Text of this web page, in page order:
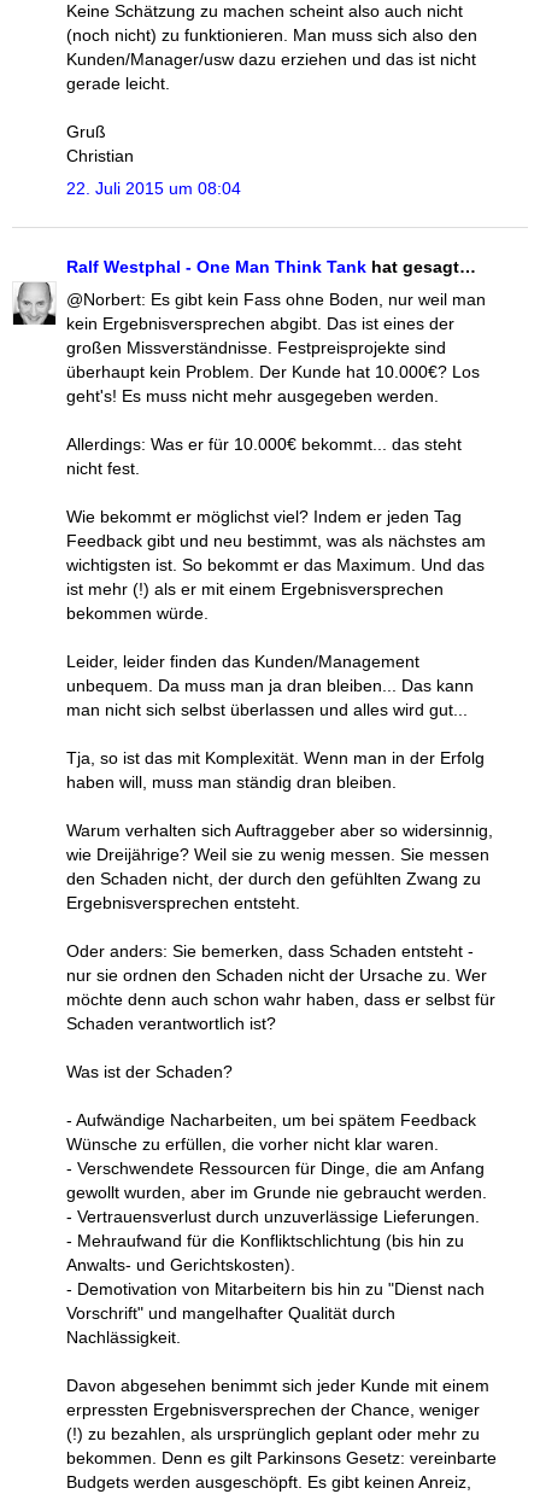
Keine Schätzung zu machen scheint also auch nicht
(noch nicht) zu funktionieren. Man muss sich also den
Kunden/Manager/usw dazu erziehen und das ist nicht
gerade leicht.
Gruß
Christian
22. Juli 2015 um 08:04
Ralf Westphal - One Man Think Tank hat gesagt…
@Norbert: Es gibt kein Fass ohne Boden, nur weil man
kein Ergebnisversprechen abgibt. Das ist eines der
großen Missverständnisse. Festpreisprojekte sind
überhaupt kein Problem. Der Kunde hat 10.000€? Los
geht's! Es muss nicht mehr ausgegeben werden.
Allerdings: Was er für 10.000€ bekommt... das steht
nicht fest.
Wie bekommt er möglichst viel? Indem er jeden Tag
Feedback gibt und neu bestimmt, was als nächstes am
wichtigsten ist. So bekommt er das Maximum. Und das
ist mehr (!) als er mit einem Ergebnisversprechen
bekommen würde.
Leider, leider finden das Kunden/Management
unbequem. Da muss man ja dran bleiben... Das kann
man nicht sich selbst überlassen und alles wird gut...
Tja, so ist das mit Komplexität. Wenn man in der Erfolg
haben will, muss man ständig dran bleiben.
Warum verhalten sich Auftraggeber aber so widersinnig,
wie Dreijährige? Weil sie zu wenig messen. Sie messen
den Schaden nicht, der durch den gefühlten Zwang zu
Ergebnisversprechen entsteht.
Oder anders: Sie bemerken, dass Schaden entsteht -
nur sie ordnen den Schaden nicht der Ursache zu. Wer
möchte denn auch schon wahr haben, dass er selbst für
Schaden verantwortlich ist?
Was ist der Schaden?
- Aufwändige Nacharbeiten, um bei spätem Feedback
Wünsche zu erfüllen, die vorher nicht klar waren.
- Verschwendete Ressourcen für Dinge, die am Anfang
gewollt wurden, aber im Grunde nie gebraucht werden.
- Vertrauensverlust durch unzuverlässige Lieferungen.
- Mehraufwand für die Konfliktschlichtung (bis hin zu
Anwalts- und Gerichtskosten).
- Demotivation von Mitarbeitern bis hin zu "Dienst nach
Vorschrift" und mangelhafter Qualität durch
Nachlässigkeit.
Davon abgesehen benimmt sich jeder Kunde mit einem
erpressten Ergebnisversprechen der Chance, weniger
(!) zu bezahlen, als ursprünglich geplant oder mehr zu
bekommen. Denn es gilt Parkinsons Gesetz: vereinbarte
Budgets werden ausgeschöpft. Es gibt keinen Anreiz,